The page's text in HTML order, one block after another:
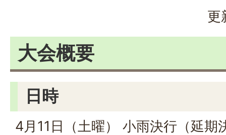
更
大会概要
日時
4月11日（土曜） 小雨決行（延